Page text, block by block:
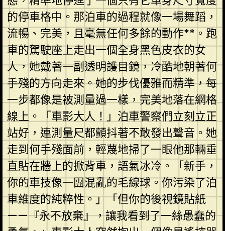
的停車格中。那泊車的過程就像一場舞蹈，
流暢、完美，且毫無任何多餘的動作**。跑
車的駕駛座上走出一個全身黑色皮衣的女
人，她戴著一副透明護目鏡，冷酷地朝著何
手殘的方向走來。她的步伐優雅而精準，每
一步都像是被測量過一樣，完美地落在網格
線上。「車影大人！」泊車警察們立刻立正
站好，連測量尺都顫抖著不敢發出聲音。她
走到何手殘面前，輕蔑地掃了一眼他那輛垂
直貼在牆上的掀背車，語氣冰冷。「新手，
你的車技像一團混亂的毛線球。你污染了泊
車維度的純粹性。」「但你的後視鏡貼紙
——『永不放棄』，讓我看到了一絲愚蠢的